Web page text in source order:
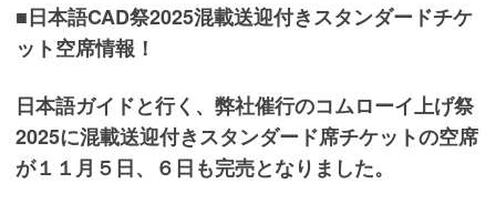
■日本語CAD祭2025混載送迎付きスタンダードチケ
ット空席情報！
日本語ガイドと行く、弊社催行のコムローイ上げ祭
2025に混載送迎付きスタンダード席チケットの空席
が１１月５日、
６日も完売となりました。